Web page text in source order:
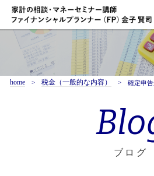
home 税金（一般的な内容） 確定申
ブログ